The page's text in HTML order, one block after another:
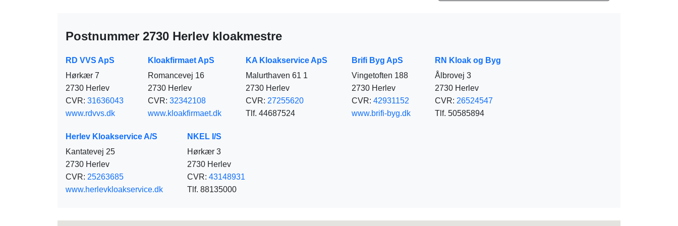
Postnummer 2730 Herlev kloakmestre
RD VVS ApS
Hørkær 7
2730 Herlev
CVR: 31636043
www.rdvvs.dk
Kloakfirmaet ApS
Romancevej 16
2730 Herlev
CVR: 32342108
www.kloakfirmaet.dk
KA Kloakservice ApS
Malurthaven 61 1
2730 Herlev
CVR: 27255620
Tlf. 44687524
Brifi Byg ApS
Vingetoften 188
2730 Herlev
CVR: 42931152
www.brifi-byg.dk
RN Kloak og Byg
Ålbrovej 3
2730 Herlev
CVR: 26524547
Tlf. 50585894
Herlev Kloakservice A/S
Kantatevej 25
2730 Herlev
CVR: 25263685
www.herlevkloakservice.dk
NKEL I/S
Hørkær 3
2730 Herlev
CVR: 43148931
Tlf. 88135000